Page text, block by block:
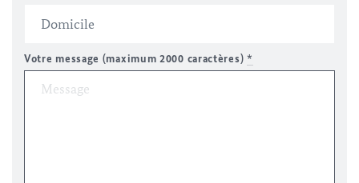
Votre message (maximum 2000 caractères) *